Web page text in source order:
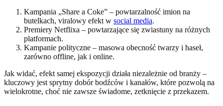
Kampania „Share a Coke” – powtarzalność imion na
butelkach, viralowy efekt w social media.
Premiery Netflixa – powtarzające się zwiastuny na różnych
platformach.
Kampanie polityczne – masowa obecność twarzy i haseł,
zarówno offline, jak i online.
Jak widać, efekt samej ekspozycji działa niezależnie od branży –
kluczowy jest sprytny dobór bodźców i kanałów, które pozwolą na
wielokrotne, choć nie zawsze świadome, zetknięcie z przekazem.